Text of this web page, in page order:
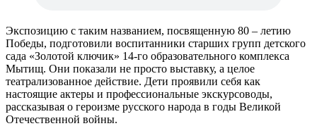
Экспозицию с таким названием, посвященную 80 – летию
Победы, подготовили воспитанники старших групп детского
сада «Золотой ключик» 14-го образовательного комплекса
Мытищ. Они показали не просто выставку, а целое
театрализованное действие. Дети проявили себя как
настоящие актеры и профессиональные экскурсоводы,
рассказывая о героизме русского народа в годы Великой
Отечественной войны.